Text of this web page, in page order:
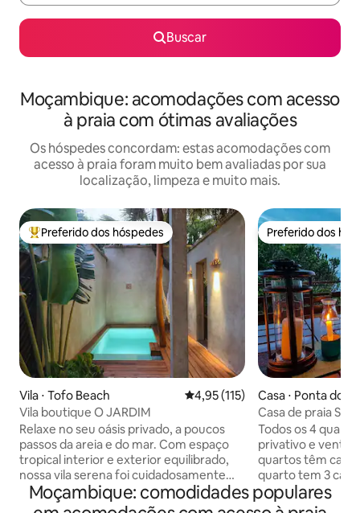
Buscar
Moçambique: acomodações com acesso
à praia com ótimas avaliações
Os hóspedes concordam: estas acomodações com
acesso à praia foram muito bem avaliadas por sua
localização, limpeza e muito mais.
Entre os melhores preferidos dos hóspedes
Preferido dos hóspedes
Vila ⋅ Tofo Beach 4,95 de uma avaliação média de
4,95 (115)
Vila boutique O JARDIM
Relaxe no seu oásis privado, a poucos
passos da areia e do mar. Com espaço
tropical interior e exterior equilibrado,
nossa vila serena foi cuidadosamente
projetada para conforto e simplicidade.
Ideal para umas férias românticas ou
Preferido dos
Preferido dos
Casa ⋅ Ponta do
Casa de praia
Todos os 4
privativo e
quartos têm
quarto tem 3
quarto tem uma
cama de solteiro
Moçambique: comodidades populares